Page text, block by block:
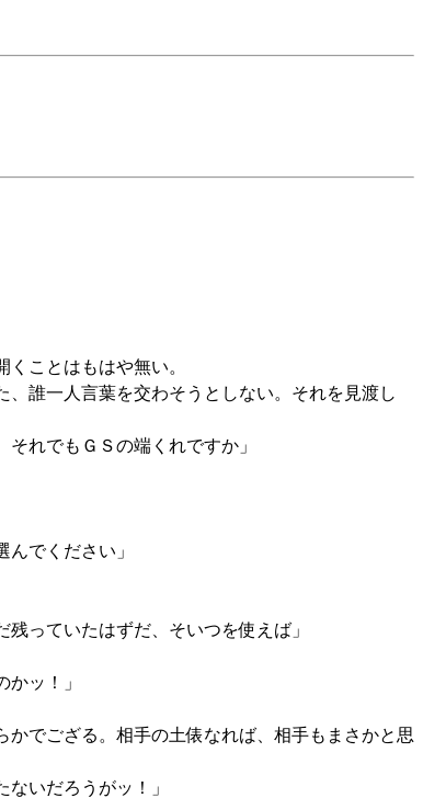
ことはもはや無い。
誰一人言葉を交わそうとしない。それを見渡し
れでもＧＳの端くれですか」
でください」
っていたはずだ、そいつを使えば」
ッ！」
でござる。相手の土俵なれば、相手もまさかと思
いだろうがッ！」